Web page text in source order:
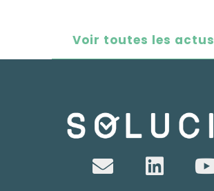
Voir toutes les actus